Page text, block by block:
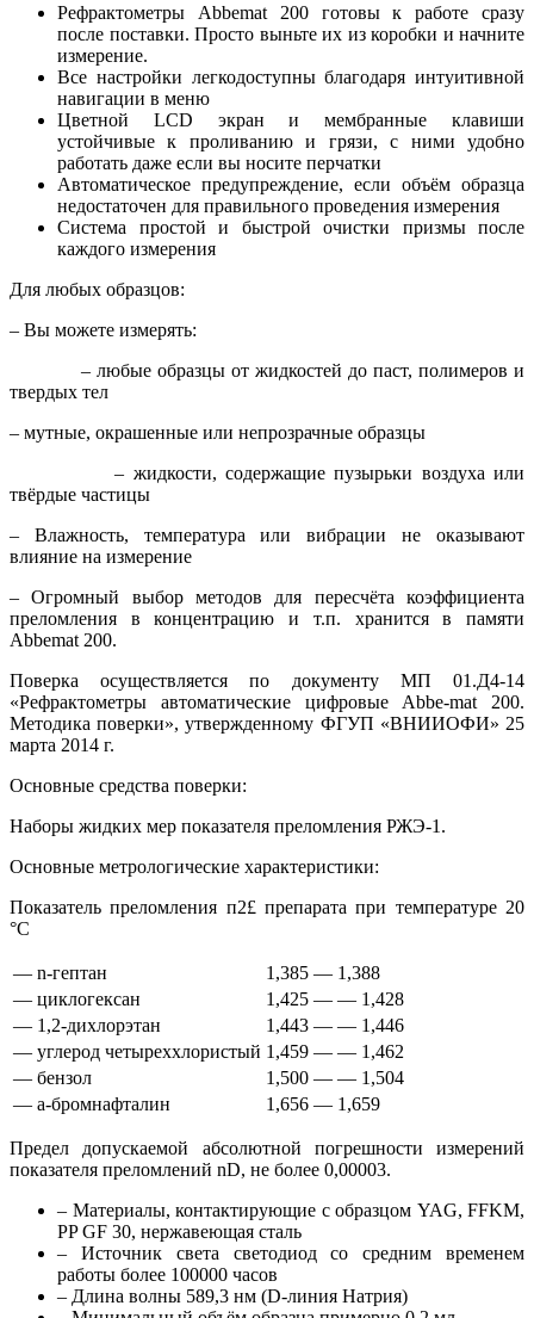
Рефрактометры Abbemat 200 готовы к работе сразу
после поставки. Просто выньте их из коробки и начните
измерение.
Все настройки легкодоступны благодаря интуитивной
навигации в меню
Цветной LCD экран и мембранные клавиши
устойчивые к проливанию и грязи, с ними удобно
работать даже если вы носите перчатки
Автоматическое предупреждение, если объём образца
недостаточен для правильного проведения измерения
Система простой и быстрой очистки призмы после
каждого измерения
Для любых образцов:
– Вы можете измерять:
– любые образцы от жидкостей до паст, полимеров и
твердых тел
– мутные, окрашенные или непрозрачные образцы
– жидкости, содержащие пузырьки воздуха или
твёрдые частицы
– Влажность, температура или вибрации не оказывают
влияние на измерение
– Огромный выбор методов для пересчёта коэффициента
преломления в концентрацию и т.п. хранится в памяти
Abbemat 200.
Поверка осуществляется по документу МП 01.Д4-14
«Рефрактометры автоматические цифровые Abbe-mat 200.
Методика поверки», утвержденному ФГУП «ВНИИОФИ» 25
марта 2014 г.
Основные средства поверки:
Наборы жидких мер показателя преломления РЖЭ-1.
Основные метрологические характеристики:
Показатель преломления п2£ препарата при температуре 20
°С
— n-гептан 1,385 — 1,388
— циклогексан 1,425 — — 1,428
— 1,2-дихлорэтан 1,443 — — 1,446
— углерод четыреххлористый 1,459 — — 1,462
— бензол 1,500 — — 1,504
— а-бромнафталин 1,656 — 1,659
Предел допускаемой абсолютной погрешности измерений
показателя преломлений nD, не более 0,00003.
– Материалы, контактирующие с образцом YAG, FFKM,
PP GF 30, нержавеющая сталь
– Источник света светодиод со средним временем
работы более 100000 часов
– Длина волны 589,3 нм (D-линия Натрия)